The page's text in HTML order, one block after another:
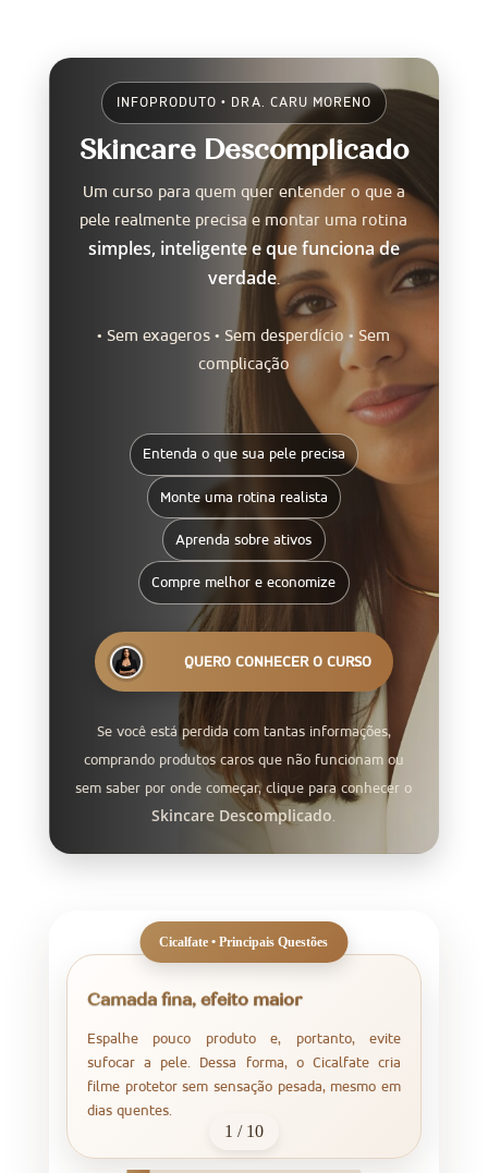
INFOPRODUTO • DRA. CARU MORENO
Skincare Descomplicado
Um curso para quem quer entender o que a
pele realmente precisa e montar uma rotina
simples, inteligente e que funciona de
verdade.
• Sem exageros • Sem desperdício • Sem
complicação
Entenda o que sua pele precisa
Monte uma rotina realista
Aprenda sobre ativos
Compre melhor e economize
QUERO CONHECER O CURSO
Skincare Descomplicado
Se você está perdida com tantas informações,
comprando produtos caros que não funcionam ou
sem saber por onde começar, clique para conhecer o
Skincare Descomplicado.
Camada fina, efeito maior
Espalhe pouco produto e, portanto, evite
sufocar a pele. Dessa forma, o Cicalfate cria
filme protetor sem sensação pesada, mesmo em
dias quentes.
1 / 10